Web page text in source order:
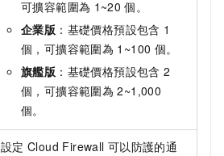
可擴容範圍為 1~20 個。
企業版 ： 基礎價格預設包含 1
個，可擴容範圍為 1~100 個。
旗艦版 ： 基礎價格預設包含 2
個，可擴容範圍為 2~1,000
個。
設定 Cloud Firewall 可以防護的通